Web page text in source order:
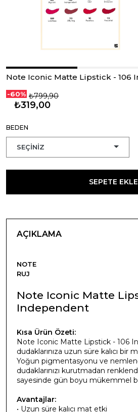
Note Iconic Matte Lipstick - 106
-60% ₺799,90
₺319,00
BEDEN
SEPETE EKLE
AÇIKLAMA
NOTE
RUJ
Note Iconic Matte
Independent
Kısa Ürün Özeti:
Note Iconic Matte Lipstick - 106
dudaklarınıza uzun süre kalıcı bir
Yoğun pigmentasyonu ve
dudaklarınızı kurutmadan
sayesinde gün boyu mükemmel
Avantajlar:
• Uzun süre kalıcı mat etki